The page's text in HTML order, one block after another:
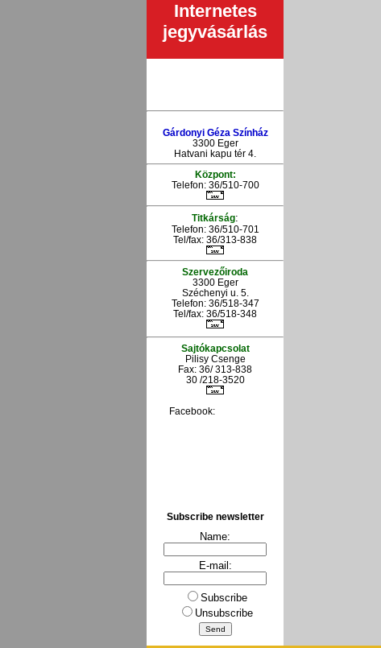
Internetes
jegyvásárlás
Gárdonyi Géza Színház
3300 Eger
Hatvani kapu tér 4.
Központ:
Telefon: 36/510-700
Titkárság:
Telefon: 36/510-701
Tel/fax: 36/313-838
Szervezőiroda
3300 Eger
Széchenyi u. 5.
Telefon: 36/518-347
Tel/fax: 36/518-348
Sajtókapcsolat
Pilisy Csenge
Fax: 36/ 313-838
30 /218-3520
Facebook:
Subscribe newsletter
Name:
E-mail:
Subscribe
Unsubscribe